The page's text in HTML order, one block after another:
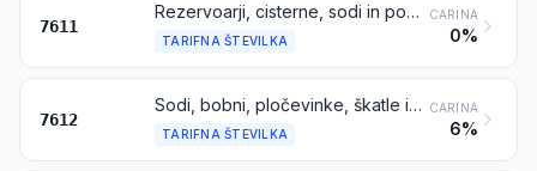
7611
Rezervoarji, cisterne, sodi in podobna posoda, iz aluminija, za kakršno koli snov (razen komprimiranih ali utekočinjenih plinov), s prostornino nad 300 litrov, z oblogo ali brez nje, s toplotno izolacijo ali brez nje, toda brez mehaničnih ali termičnih naprav
TARIFNA ŠTEVILKA
CARINA
0%
7612
Sodi, bobni, pločevinke, škatle in podobni vsebniki (tudi togi in upogljivi cevasti vsebniki), iz aluminija, za kakršno koli snov (razen komprimiranih ali utekočinjenih plinov), s prostornino največ 300 litrov, z oblogo ali brez nje, s toplotno izolacijo ali brez nje, toda brez mehaničnih ali termičnih naprav
TARIFNA ŠTEVILKA
CARINA
6%